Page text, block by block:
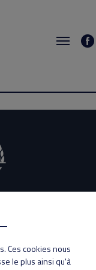
14:00
Ces cookies nous
le plus ainsi qu'à